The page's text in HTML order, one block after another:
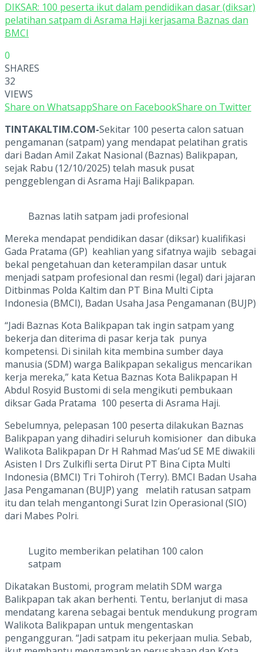
DIKSAR: 100 peserta ikut dalam pendidikan dasar (diksar)
pelatihan satpam di Asrama Haji kerjasama Baznas dan
BMCI
0
SHARES
32
VIEWS
Share on WhatsappShare on FacebookShare on Twitter
TINTAKALTIM.COM-Sekitar 100 peserta calon satuan
pengamanan (satpam) yang mendapat pelatihan gratis
dari Badan Amil Zakat Nasional (Baznas) Balikpapan,
sejak Rabu (12/10/2025) telah masuk pusat
penggeblengan di Asrama Haji Balikpapan.
Baznas latih satpam jadi profesional
Mereka mendapat pendidikan dasar (diksar) kualifikasi
Gada Pratama (GP) keahlian yang sifatnya wajib sebagai
bekal pengetahuan dan keterampilan dasar untuk
menjadi satpam profesional dan resmi (legal) dari jajaran
Ditbinmas Polda Kaltim dan PT Bina Multi Cipta
Indonesia (BMCI), Badan Usaha Jasa Pengamanan (BUJP)
“Jadi Baznas Kota Balikpapan tak ingin satpam yang
bekerja dan diterima di pasar kerja tak punya
kompetensi. Di sinilah kita membina sumber daya
manusia (SDM) warga Balikpapan sekaligus mencarikan
kerja mereka,” kata Ketua Baznas Kota Balikpapan H
Abdul Rosyid Bustomi di sela mengikuti pembukaan
diksar Gada Pratama 100 peserta di Asrama Haji.
Sebelumnya, pelepasan 100 peserta dilakukan Baznas
Balikpapan yang dihadiri seluruh komisioner dan dibuka
Walikota Balikpapan Dr H Rahmad Mas’ud SE ME diwakili
Asisten I Drs Zulkifli serta Dirut PT Bina Cipta Multi
Indonesia (BMCI) Tri Tohiroh (Terry). BMCI Badan Usaha
Jasa Pengamanan (BUJP) yang melatih ratusan satpam
itu dan telah mengantongi Surat Izin Operasional (SIO)
dari Mabes Polri.
Lugito memberikan pelatihan 100 calon
satpam
Dikatakan Bustomi, program melatih SDM warga
Balikpapan tak akan berhenti. Tentu, berlanjut di masa
mendatang karena sebagai bentuk mendukung program
Walikota Balikpapan untuk mengentaskan
pengangguran. “Jadi satpam itu pekerjaan mulia. Sebab,